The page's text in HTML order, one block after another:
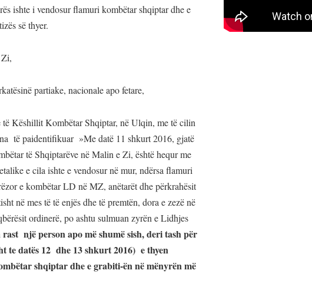
ishte i vendosur flamuri kombëtar shqiptar dhe e
së thyer.
partiake, nacionale apo fetare,
Këshillit Kombëtar Shqiptar, në Ulqin, me të cilin
të paidentifikuar »Me datë 11 shkurt 2016, gjatë
të Shqiptarëve në Malin e Zi, është hequr me
e cila ishte e vendosur në mur, ndërsa flamuri
e kombëtar LD në MZ, anëtarët dhe përkrahësit
në mes të të enjës dhe të premtën, dora e zezë në
ordinerë, po ashtu sulmuan zyrën e Lidhjes
rast një person apo më shumë sish, deri tash për
te datës 12 dhe 13 shkurt 2016) e thyen
shqiptar dhe e grabiti-ën në mënyrën më